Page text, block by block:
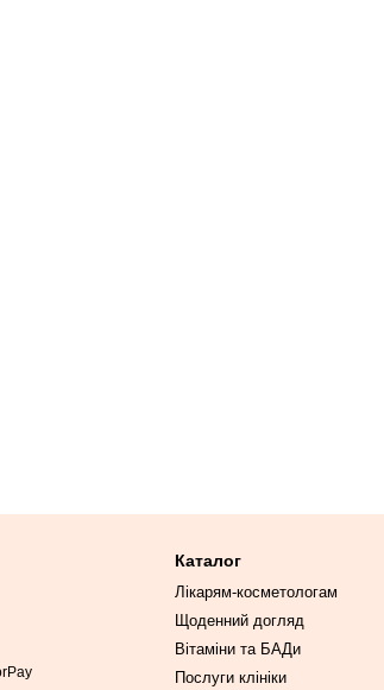
Каталог
Лікарям-косметологам
Щоденний догляд
Вітаміни та БАДи
Послуги клініки